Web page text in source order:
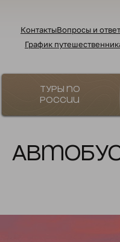
КонтактыВопросы и
График
Туры по
России